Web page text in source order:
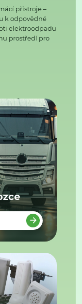
přístroje –
k odpovědné
elektroodpadu
prostředí pro